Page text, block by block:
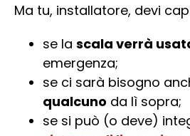
Ma tu, installatore, devi
se la scala verrà
emergenza;
se ci sarà bisogno
qualcuno da lì sopra;
se si può (o deve)